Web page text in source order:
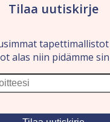
Tilaa uutiskirje
alas niin pidämme